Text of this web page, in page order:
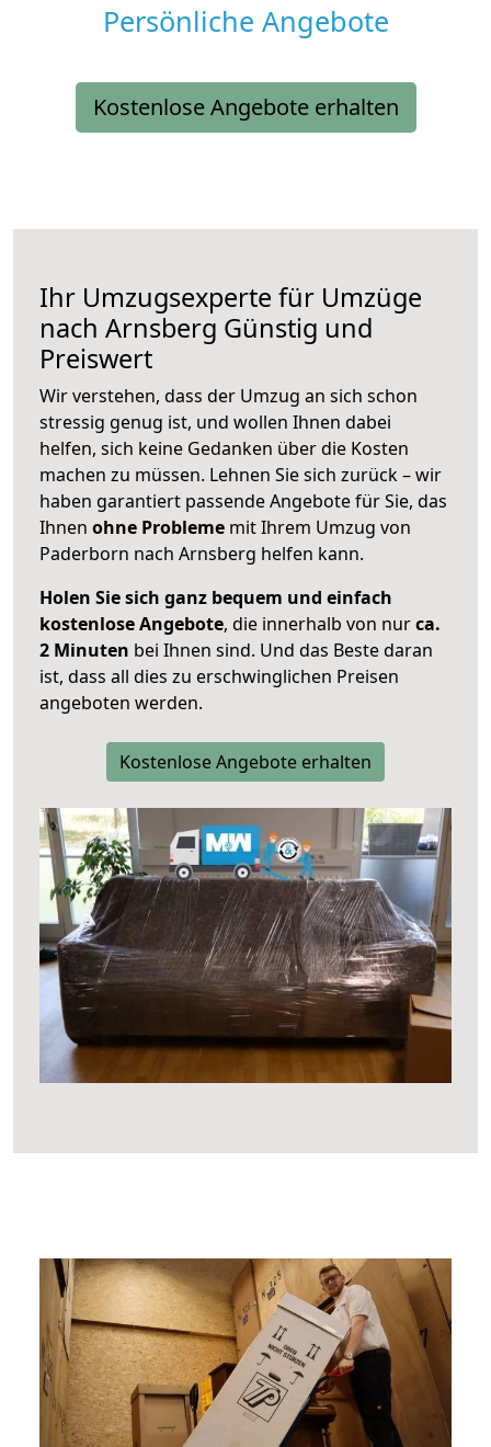
Persönliche Angebote
Kostenlose Angebote erhalten
Ihr Umzugsexperte für Umzüge
nach Arnsberg Günstig und
Preiswert
Wir verstehen, dass der Umzug an sich schon
stressig genug ist, und wollen Ihnen dabei
helfen, sich keine Gedanken über die Kosten
machen zu müssen. Lehnen Sie sich zurück – wir
haben garantiert passende Angebote für Sie, das
Ihnen ohne Probleme mit Ihrem Umzug von
Paderborn nach Arnsberg helfen kann.
Holen Sie sich ganz bequem und einfach
kostenlose Angebote, die innerhalb von nurca.
2 Minuten bei Ihnen sind. Und das Beste daran
ist, dass all dies zu erschwinglichen Preisen
angeboten werden.
Kostenlose Angebote erhalten